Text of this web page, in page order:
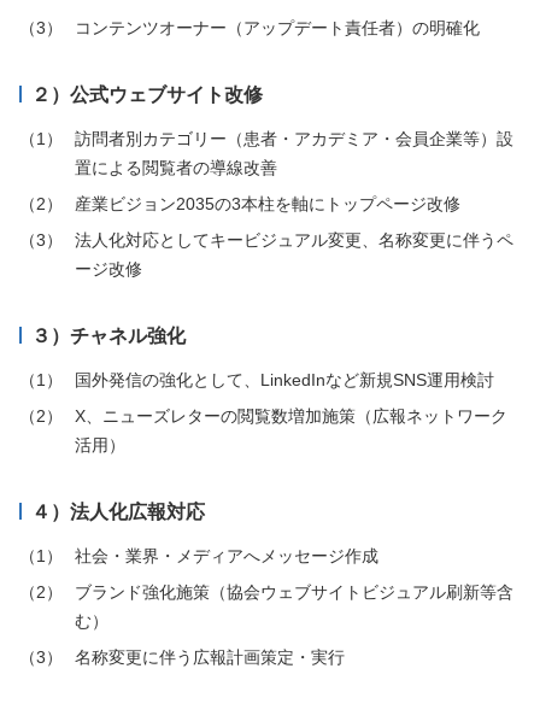
コンテンツオーナー（アップデート責任者）の明確化
２）公式ウェブサイト改修
訪問者別カテゴリー（患者・アカデミア・会員企業等）設
置による閲覧者の導線改善
産業ビジョン2035の3本柱を軸にトップページ改修
法人化対応としてキービジュアル変更、名称変更に伴うペ
ージ改修
３）チャネル強化
国外発信の強化として、LinkedInなど新規SNS運用検討
X、ニューズレターの閲覧数増加施策（広報ネットワーク
活用）
４）法人化広報対応
社会・業界・メディアへメッセージ作成
ブランド強化施策（協会ウェブサイトビジュアル刷新等含
む）
名称変更に伴う広報計画策定・実行